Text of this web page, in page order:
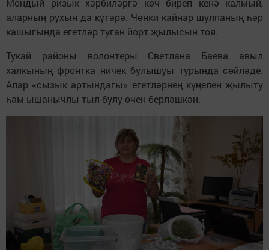
Мондый ризык хәрбиләргә көч биреп кенә калмый,
аларның рухын да күтәрә. Чөнки кайнар шулпаның һәр
кашыгында егетләр туган йорт җылысын тоя.
Тукай районы волонтеры Светлана Баева авыл
халкының фронтка ничек булышуы турында сөйләде.
Алар «сызык артындагы» егетләрнең күңелен җылыту
һәм ышанычлы тыл булу өчен берләшкән.